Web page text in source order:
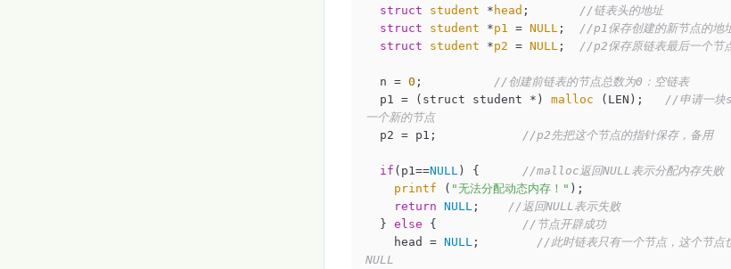
struct
student * head ;
//链表头的地址
struct
student *p1 = NULL ;
//p1保存创建的新节点的地
struct
student *p2 = NULL ; //p2保存原链表最后一个节
  n =
0 ;
//创建前链表的节点总数为0：空链表
  p1 = (struct student *)
malloc (LEN);
//申请一
一个新的节点
  p2 = p1;
//p2先把这个节点的指针保存，备用
if (p1==NULL ) {
//malloc返回NULL表示分配内存失败
printf ( "无法分配动态内存！" );
return
NULL ;
//返回NULL表示失败
  }
else {
//节点开辟成功
    head =
NULL ;
//此时链表只有一个节点，这个节点
NULL